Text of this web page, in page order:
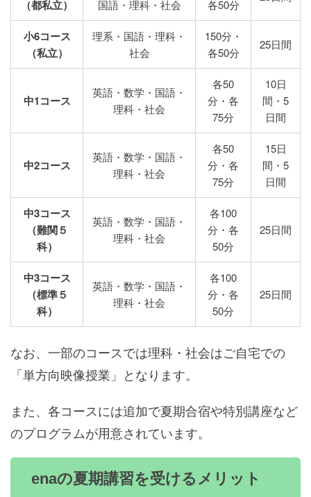
（都私立）
国語・理科・社会
各50分
小6コース
（私立）
理系・国語・理科・
社会
150分・
各50分
25日間
中1コース
英語・数学・国語・
理科・社会
各50
分・各
75分
10日
間・5
日間
中2コース
英語・数学・国語・
理科・社会
各50
分・各
75分
15日
間・5
日間
中3コース
（難関５
科）
英語・数学・国語・
理科・社会
各100
分・各
50分
25日間
中3コース
（標準５
科）
英語・数学・国語・
理科・社会
各100
分・各
50分
25日間
なお、一部のコースでは理科・社会はご自宅での
「単方向映像授業」となります。
また、各コースには追加で夏期合宿や特別講座など
のプログラムが用意されています。
enaの夏期講習を受けるメリット